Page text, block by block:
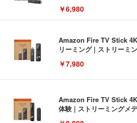
￥6,980
Amazon Fire TV Stick
リーミング | ストリーミ
￥7,980
Amazon Fire TV Stick
体験 | ストリーミングメ